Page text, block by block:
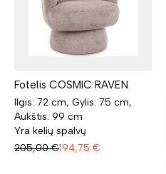
Fotelis COSMIC RAVEN
Ilgis: 72 cm, Gylis: 75 cm,
Aukštis: 99 cm
Yra kelių spalvų
205,00 €194,75 €